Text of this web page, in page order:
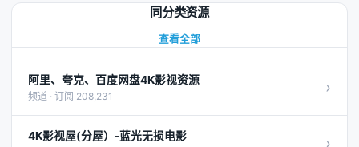
同分类资源
查看全部
阿里、夸克、百度网盘4K影视资源
频道 · 订阅 208,231 ›
4K影视屋(分屋）-蓝光无损电影 ›